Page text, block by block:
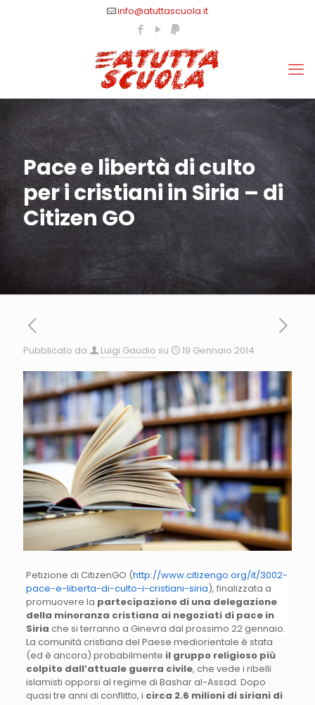
info@atuttascuola.it
Pace e libertà di culto
per i cristiani in Siria – di
Citizen GO
Pubblicato da Luigi Gaudio su 19 Gennaio 2014
Petizione di CitizenGO (http://www.citizengo.org/it/3002-
pace-e-liberta-di-culto-i-cristiani-siria), finalizzata a
promuovere la partecipazione di una delegazione
della minoranza cristiana ai negoziati di pace in
Siria che si terranno a Ginevra dal prossimo 22 gennaio.
La comunità cristiana del Paese mediorientale è stata
(ed è ancora) probabilmente il gruppo religioso più
colpito dall’attuale guerra civile, che vede i ribelli
islamisti opporsi al regime di Bashar al-Assad. Dopo
quasi tre anni di conflitto, i circa 2.6 milioni di siriani di